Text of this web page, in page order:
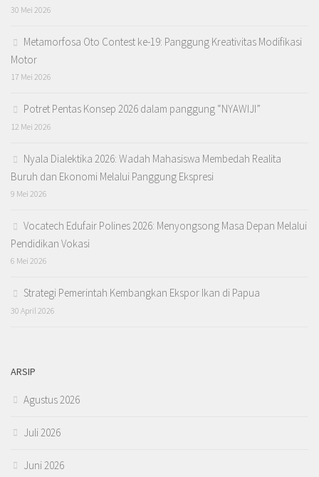
30 Mei 2026
Metamorfosa Oto Contest ke-19: Panggung Kreativitas Modifikasi
Motor
17 Mei 2026
Potret Pentas Konsep 2026 dalam panggung “NYAWIJI”
12 Mei 2026
Nyala Dialektika 2026: Wadah Mahasiswa Membedah Realita
Buruh dan Ekonomi Melalui Panggung Ekspresi
9 Mei 2026
Vocatech Edufair Polines 2026: Menyongsong Masa Depan Melalui
Pendidikan Vokasi
6 Mei 2026
Strategi Pemerintah Kembangkan Ekspor Ikan di Papua
30 April 2026
ARSIP
Agustus 2026
Juli 2026
Juni 2026